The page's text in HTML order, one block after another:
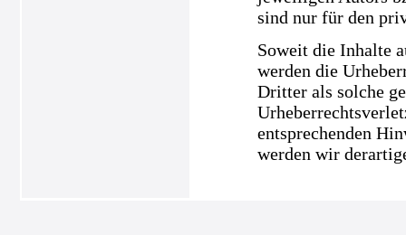
sind nur für den
Soweit die Inhalte
werden die
Dritter als solche
entsprechenden
werden wir